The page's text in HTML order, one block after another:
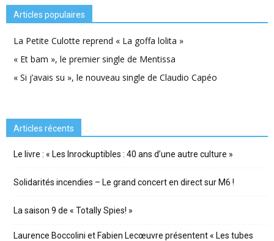
Articles populaires
La Petite Culotte reprend « La goffa lolita »
« Et bam », le premier single de Mentissa
« Si j’avais su », le nouveau single de Claudio Capéo
Articles récents
Le livre : « Les Inrockuptibles : 40 ans d’une autre culture »
Solidarités incendies – Le grand concert en direct sur M6 !
La saison 9 de « Totally Spies! »
Laurence Boccolini et Fabien Lecœuvre présentent « Les tubes